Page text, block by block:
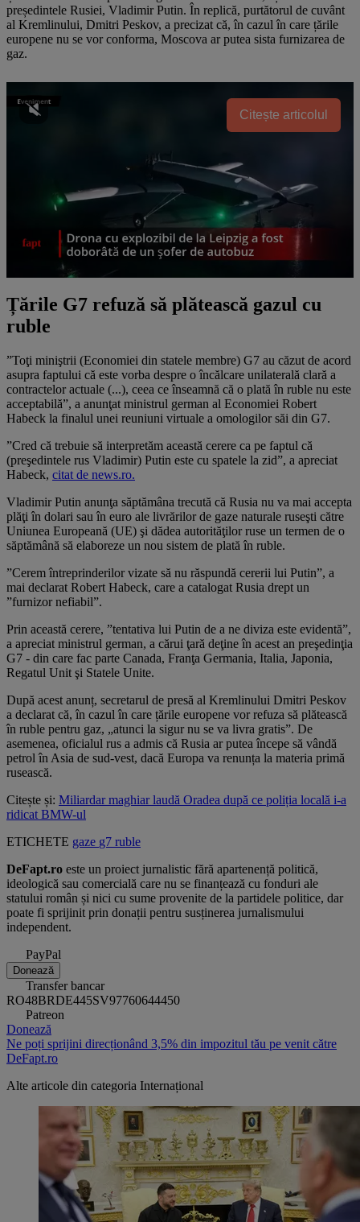
președintele Rusiei, Vladimir Putin. În replică, purtătorul de cuvânt
al Kremlinului, Dmitri Peskov, a precizat că, în cazul în care țările
europene nu se vor conforma, Moscova ar putea sista furnizarea de
gaz.
Citește articolul
Țările G7 refuză să plătească gazul cu
ruble
”Toţi miniştrii (Economiei din statele membre) G7 au căzut de acord
asupra faptului că este vorba despre o încălcare unilaterală clară a
contractelor actuale (...), ceea ce înseamnă că o plată în ruble nu este
acceptabilă”, a anunţat ministrul german al Economiei Robert
Habeck la finalul unei reuniuni virtuale a omologilor săi din G7.
”Cred că trebuie să interpretăm această cerere ca pe faptul că
(preşedintele rus Vladimir) Putin este cu spatele la zid”, a apreciat
Habeck, citat de news.ro.
Vladimir Putin anunţa săptămâna trecută că Rusia nu va mai accepta
plăţi în dolari sau în euro ale livrărilor de gaze naturale ruseşti către
Uniunea Europeană (UE) şi dădea autorităţilor ruse un termen de o
săptămână să elaboreze un nou sistem de plată în ruble.
”Cerem întreprinderilor vizate să nu răspundă cererii lui Putin”, a
mai declarat Robert Habeck, care a catalogat Rusia drept un
”furnizor nefiabil”.
Prin această cerere, ”tentativa lui Putin de a ne diviza este evidentă”,
a apreciat ministrul german, a cărui ţară deţine în acest an preşedinţia
G7 - din care fac parte Canada, Franţa Germania, Italia, Japonia,
Regatul Unit şi Statele Unite.
După acest anunț, secretarul de presă al Kremlinului Dmitri Peskov
a declarat că, în cazul în care țările europene vor refuza să plătească
în ruble pentru gaz, „atunci la sigur nu se va livra gratis”. De
asemenea, oficialul rus a admis că Rusia ar putea începe să vândă
petrol în Asia de sud-vest, dacă Europa va renunța la materia primă
rusească.
Citește și: Miliardar maghiar laudă Oradea după ce poliția locală i-a
ridicat BMW-ul
ETICHETE gaze g7 ruble
DeFapt.ro este un proiect jurnalistic fără apartenență politică,
ideologică sau comercială care nu se finanțează cu fonduri ale
statului român și nici cu sume provenite de la partidele politice, dar
poate fi sprijinit prin donații pentru susținerea jurnalismului
independent.
PayPal
Donează
Transfer bancar
RO48BRDE445SV97760644450
Patreon
Donează
Ne poți sprijini direcționând 3,5% din impozitul tău pe venit către
DeFapt.ro
Alte articole din categoria Internațional